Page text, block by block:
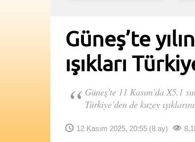
Güneş’te
ışıkları
Güneş'te 11 Kasım’da X5.1
Türkiye’den de kuzey
12 Kasım 2025, 20:55 (8 ay)